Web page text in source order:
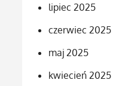
lipiec 2025
czerwiec 2025
maj 2025
kwiecień 2025